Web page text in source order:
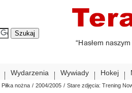
Wydarzenia Wywiady Hokej
Piłka nożna / 2004/2005 / Stare zdjęcia: Trening